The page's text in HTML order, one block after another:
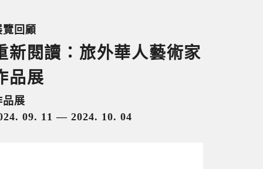
覽回顧
新閱讀：旅外華人藝術家
品展
品展
09. 11 — 2024. 10. 04